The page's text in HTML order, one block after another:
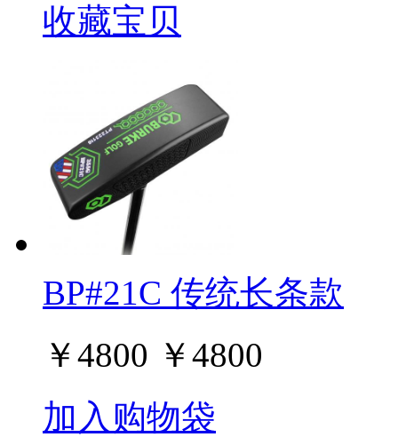
收藏宝贝
BP#21C 传统长条款
￥4800 ￥4800
加入购物袋